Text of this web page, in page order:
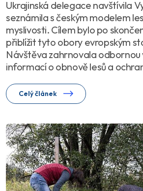
Ukrajinská delegace navštívila
seznámila s českým modelem
myslivosti. Cílem bylo po
přiblížit tyto obory evropským
Návštěva zahrnovala odbornou
informací o obnově lesů a
Celý článek